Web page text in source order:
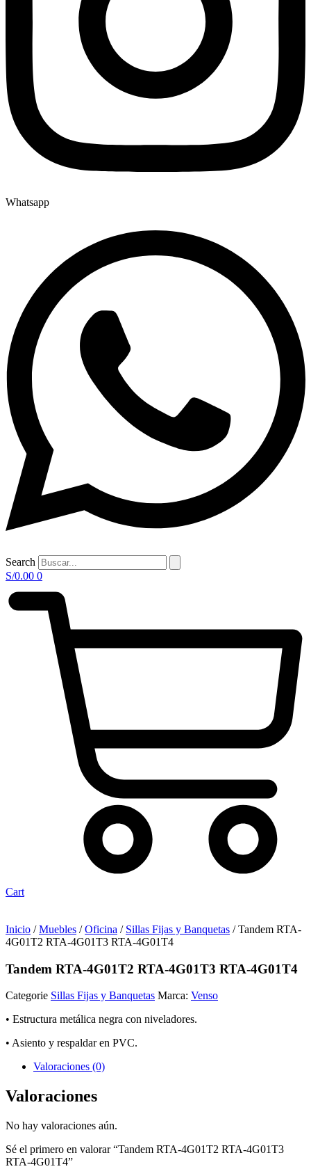
Whatsapp
Search
S/0.00 0
Cart
Inicio /Muebles /Oficina / Sillas Fijas y Banquetas / Tandem RTA-
4G01T2 RTA-4G01T3 RTA-4G01T4
Tandem RTA-4G01T2 RTA-4G01T3 RTA-4G01T4
Categorie Sillas Fijas y Banquetas Marca: Venso
• Estructura metálica negra con niveladores.
• Asiento y respaldar en PVC.
Valoraciones (0)
Valoraciones
No hay valoraciones aún.
Sé el primero en valorar “Tandem RTA-4G01T2 RTA-4G01T3
RTA-4G01T4”